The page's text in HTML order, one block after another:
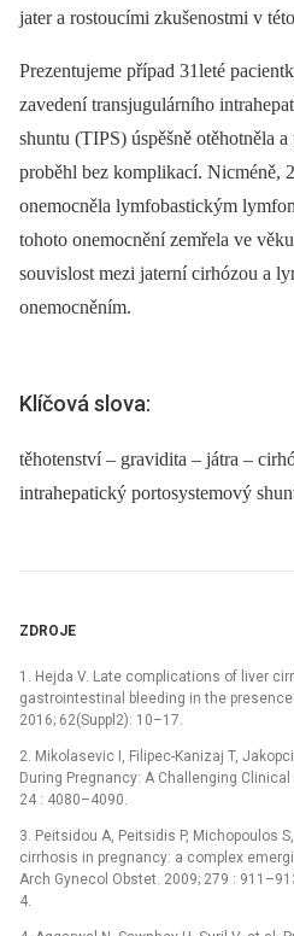
jater a rostoucími zkušenostmi v
Prezentujeme případ 31leté
zavedení transjugulárního
shuntu (TIPS) úspěšně otěhotněla
proběhl bez komplikací. Nicméně,
onemocněla lymfobastickým
tohoto onemocnění zemřela ve
souvislost mezi jaterní cirhózou a
onemocněním.
Klíčová slova:
těhotenství – gravidita – játra –
intrahepatický portosystemový
ZDROJE
1. Hejda V. Late complications of liver
gastrointestinal bleeding in the
2016; 62(Suppl2): 10–17.
2. Mikolasevic I, Filipec-Kanizaj T,
During Pregnancy: A Challenging
24 : 4080–4090.
3. Peitsidou A, Peitsidis P, Michopoulos
cirrhosis in pregnancy: a complex
Arch Gynecol Obstet. 2009; 279 :
4.